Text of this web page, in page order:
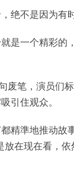
绝不是因为有
是一个精彩的
废笔，演员们
引住观众。
精準地推动故
在现在看，